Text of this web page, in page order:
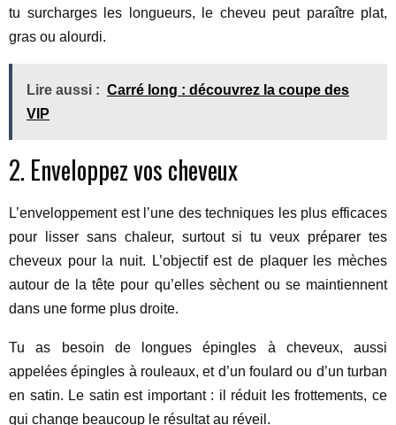
tu surcharges les longueurs, le cheveu peut paraître plat,
gras ou alourdi.
Lire aussi : Carré long : découvrez la coupe des
VIP
2. Enveloppez vos cheveux
L’enveloppement est l’une des techniques les plus efficaces
pour lisser sans chaleur, surtout si tu veux préparer tes
cheveux pour la nuit. L’objectif est de plaquer les mèches
autour de la tête pour qu’elles sèchent ou se maintiennent
dans une forme plus droite.
Tu as besoin de longues épingles à cheveux, aussi
appelées épingles à rouleaux, et d’un foulard ou d’un turban
en satin. Le satin est important : il réduit les frottements, ce
qui change beaucoup le résultat au réveil.